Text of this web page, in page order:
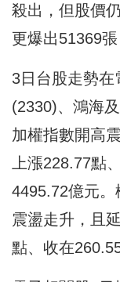
殺出，但股價
更爆出51369張
3日台股走勢
(2330)、鴻海
加權指數開高
上漲228.77點
4495.72億元。
震盪走升，且
點、收在